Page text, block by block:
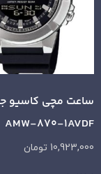
ساعت مچی کاسیو
AMW-870-1AVDF
10,923,000 تومان